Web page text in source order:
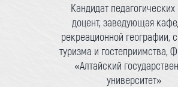
Кандидат педагогических
доцент, заведующая
рекреационной географии,
туризма и гостеприимства,
«Алтайский
университет»